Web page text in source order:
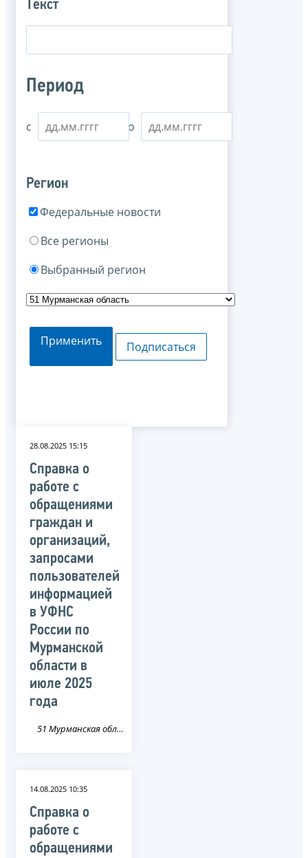
Текст
Период
с по
Регион
Федеральные новости
Все регионы
Выбранный регион
Применить Подписаться
28.08.2025 15:15
Справка о
работе с
обращениями
граждан и
организаций,
запросами
пользователей
информацией
в УФНС
России по
Мурманской
области в
июле 2025
года
51 Мурманская область
14.08.2025 10:35
Справка о
работе с
обращениями